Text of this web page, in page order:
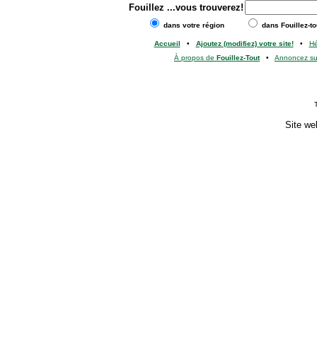
Fouillez ...vous trouverez!
dans votre région dans Fouillez-
Accueil • Ajoutez (modifiez) votre site!•
À propos de Fouillez-Tout• Annoncez
Site